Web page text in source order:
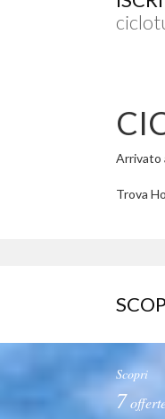
Arrivato
Trova
Scopri
7